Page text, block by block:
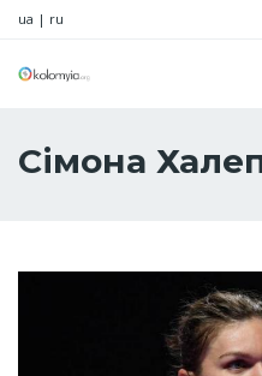
ua | ru
Сімона